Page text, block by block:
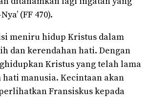
(FF 470).
meniru hidup Kristus dalam
dan kerendahan hati. Dengan
Kristus yang telah lama
hati manusia. Kecintaan akan
Fransiskus kepada